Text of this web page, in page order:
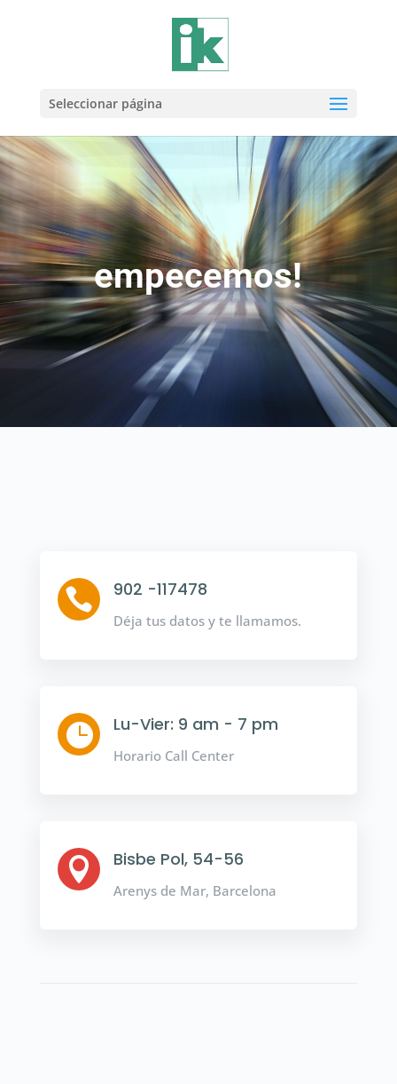
Seleccionar página
empecemos!
 902 -117478
Déja tus datos y te llamamos.
 Lu-Vier: 9 am - 7 pm
Horario Call Center
 Bisbe Pol, 54-56
Arenys de Mar, Barcelona